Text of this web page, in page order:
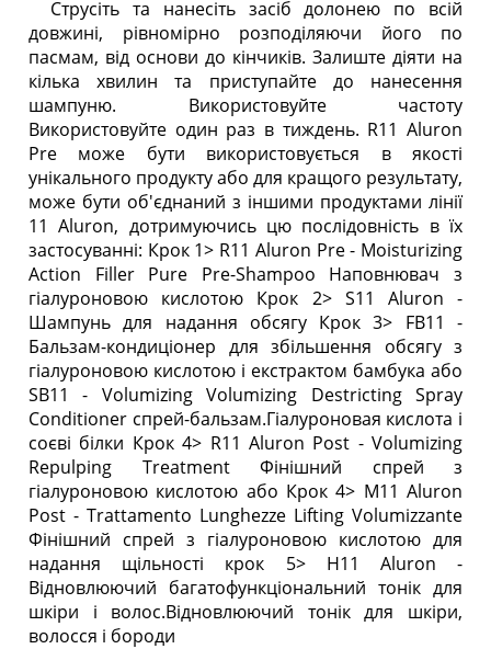
Струсіть та нанесіть засіб долонею по всій
довжині, рівномірно розподіляючи його по
пасмам, від основи до кінчиків. Залиште діяти на
кілька хвилин та приступайте до нанесення
шампуню. Використовуйте частоту
Використовуйте один раз в тиждень. R11 Aluron
Pre може бути використовується в якості
унікального продукту або для кращого результату,
може бути об'єднаний з іншими продуктами лінії
11 Aluron, дотримуючись цю послідовність в їх
застосуванні: Крок 1> R11 Aluron Pre - Moisturizing
Action Filler Pure Pre-Shampoo Наповнювач з
гіалуроновою кислотою Крок 2> S11 Aluron -
Шампунь для надання обсягу Крок 3> FB11 -
Бальзам-кондиціонер для збільшення обсягу з
гіалуроновою кислотою і екстрактом бамбука або
SB11 - Volumizing Volumizing Destricting Spray
Conditioner спрей-бальзам.Гіалуроновая кислота і
соєві білки Крок 4> R11 Aluron Post - Volumizing
Repulping Treatment Фінішний спрей з
гіалуроновою кислотою або Крок 4> М11 Aluron
Post - Trattamento Lunghezze Lifting Volumizzante
Фінішний спрей з гіалуроновою кислотою для
надання щільності крок 5> H11 Aluron -
Відновлюючий багатофункціональний тонік для
шкіри і волос.Відновлюючий тонік для шкіри,
волосся і бороди